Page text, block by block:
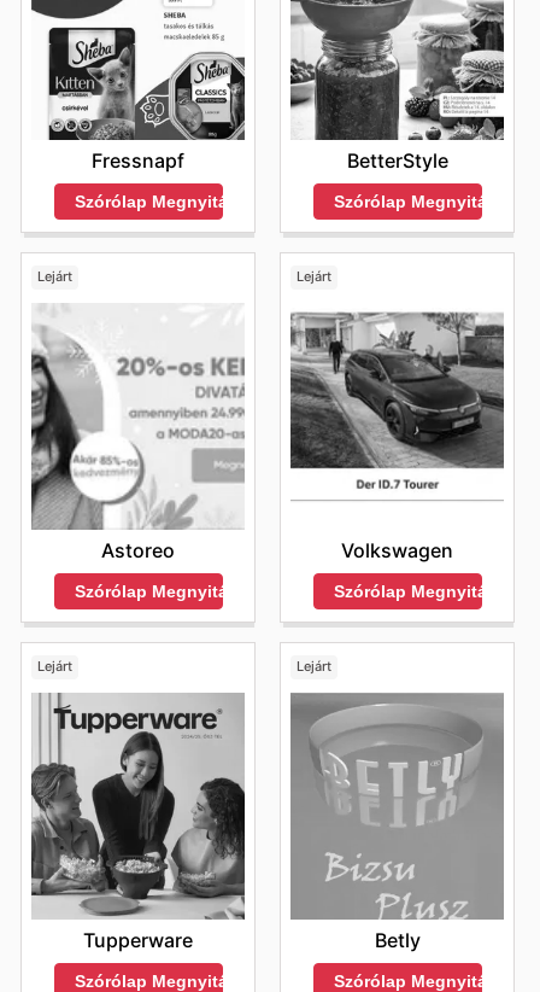
Fressnapf
Szórólap Megnyitása
BetterStyle
Szórólap Megnyitása
Lejárt
Astoreo
Szórólap Megnyitása
Lejárt
Volkswagen
Szórólap Megnyitása
Lejárt
Tupperware
Szórólap Megnyitása
Lejárt
Betly
Szórólap Megnyitása